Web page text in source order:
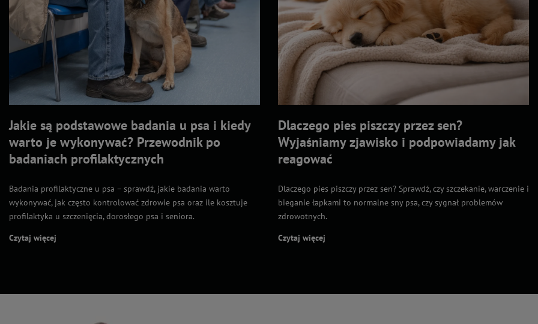
Jakie są podstawowe badania u psa i kiedy
warto je wykonywać? Przewodnik po
badaniach profilaktycznych
Badania profilaktyczne u psa – sprawdź, jakie badania warto
wykonywać, jak często kontrolować zdrowie psa oraz ile kosztuje
profilaktyka u szczenięcia, dorosłego psa i seniora.
Czytaj więcej
Dlaczego pies piszczy przez sen?
Wyjaśniamy zjawisko i podpowiadamy jak
reagować
Dlaczego pies piszczy przez sen? Sprawdź, czy szczekanie, warczenie i
bieganie łapkami to normalne sny psa, czy sygnał problemów
zdrowotnych.
Czytaj więcej